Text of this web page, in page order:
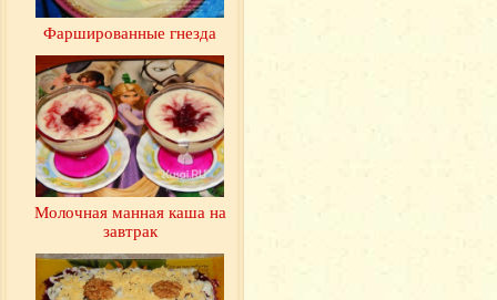
Фаршированные гнезда
Молочная манная каша на
завтрак